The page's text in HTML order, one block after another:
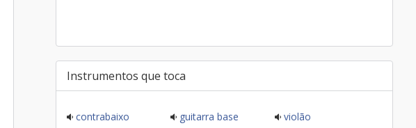
Instrumentos que toca
contrabaixo guitarra base
violão